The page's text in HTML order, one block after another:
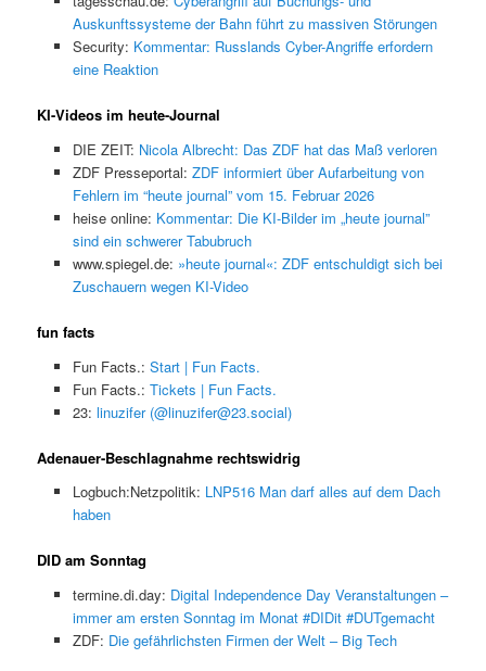
Auskunftssysteme der Bahn führt zu massiven Störungen
Security: Kommentar: Russlands Cyber-Angriffe erfordern
eine Reaktion
KI-Videos im heute-Journal
DIE ZEIT: Nicola Albrecht: Das ZDF hat das Maß verloren
ZDF Presseportal: ZDF informiert über Aufarbeitung von
Fehlern im “heute journal” vom 15. Februar 2026
heise online: Kommentar: Die KI-Bilder im „heute journal”
sind ein schwerer Tabubruch
www.spiegel.de: »heute journal«: ZDF entschuldigt sich bei
Zuschauern wegen KI-Video
fun facts
Fun Facts.: Start | Fun Facts.
Fun Facts.: Tickets | Fun Facts.
23: linuzifer (@linuzifer@23.social)
Adenauer-Beschlagnahme rechtswidrig
Logbuch:Netzpolitik: LNP516 Man darf alles auf dem Dach
haben
DID am Sonntag
termine.di.day: Digital Independence Day Veranstaltungen –
immer am ersten Sonntag im Monat #DIDit #DUTgemacht
ZDF: Die gefährlichsten Firmen der Welt – Big Tech